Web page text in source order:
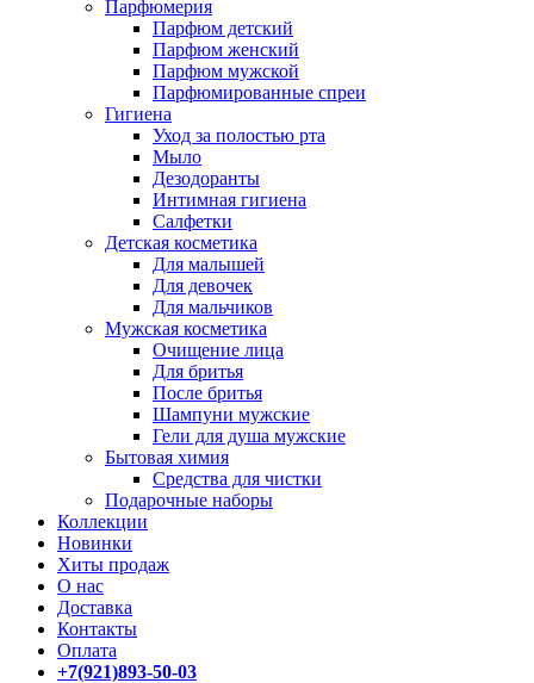
Парфюмерия
Парфюм детский
Парфюм женский
Парфюм мужской
Парфюмированные спреи
Гигиена
Уход за полостью рта
Мыло
Дезодоранты
Интимная гигиена
Салфетки
Детская косметика
Для малышей
Для девочек
Для мальчиков
Мужская косметика
Очищение лица
Для бритья
После бритья
Шампуни мужские
Гели для душа мужские
Бытовая химия
Средства для чистки
Подарочные наборы
Коллекции
Новинки
Хиты продаж
О нас
Доставка
Контакты
Оплата
+7(921)893-50-03